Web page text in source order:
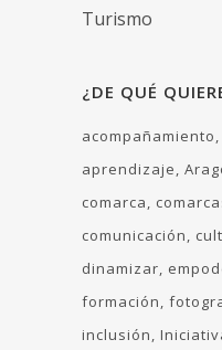
Turismo
¿DE QUÉ
acompañamiento
aprendizaje
comarca
comunicación
dinamizar
formación
inclusión